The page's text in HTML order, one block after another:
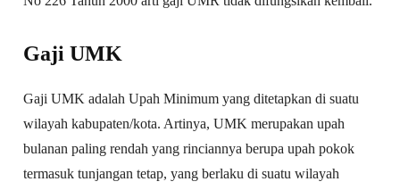
Gaji UMK
Gaji UMK adalah Upah Minimum yang ditetapkan di suatu
wilayah kabupaten/kota. Artinya, UMK merupakan upah
bulanan paling rendah yang rinciannya berupa upah pokok
termasuk tunjangan tetap, yang berlaku di suatu wilayah